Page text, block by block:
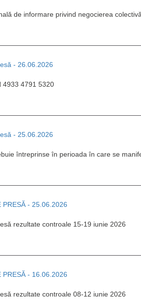
de informare privind negocierea
- 26.06.2026
4933 4791 5320
- 25.06.2026
întreprinse în perioada în care se
PRESĂ - 25.06.2026
rezultate controale 15-19 iunie 2026
PRESĂ - 16.06.2026
rezultate controale 08-12 iunie 2026